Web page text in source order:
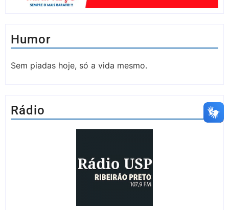
Humor
Sem piadas hoje, só a vida mesmo.
Rádio